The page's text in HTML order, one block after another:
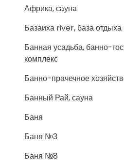
Африка, сауна
Базаиха river, база отдыха
Банная усадьба, банно-
комплекс
Банно-прачечное
Банный Рай, сауна
Баня
Баня №3
Баня №8